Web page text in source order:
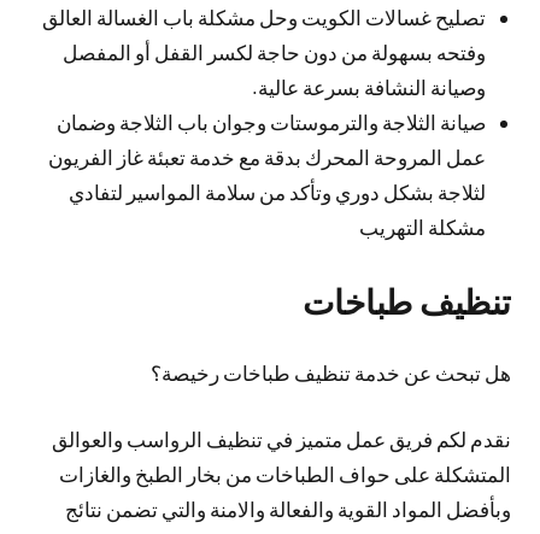
تصليح غسالات الكويت وحل مشكلة باب الغسالة العالق
وفتحه بسهولة من دون حاجة لكسر القفل أو المفصل
وصيانة النشافة بسرعة عالية.
صيانة الثلاجة والترموستات وجوان باب الثلاجة وضمان
عمل المروحة المحرك بدقة مع خدمة تعبئة غاز الفريون
لثلاجة بشكل دوري وتأكد من سلامة المواسير لتفادي
مشكلة التهريب
تنظيف طباخات
هل تبحث عن خدمة تنظيف طباخات رخيصة؟
نقدم لكم فريق عمل متميز في تنظيف الرواسب والعوالق
المتشكلة على حواف الطباخات من بخار الطبخ والغازات
وبأفضل المواد القوية والفعالة والامنة والتي تضمن نتائج